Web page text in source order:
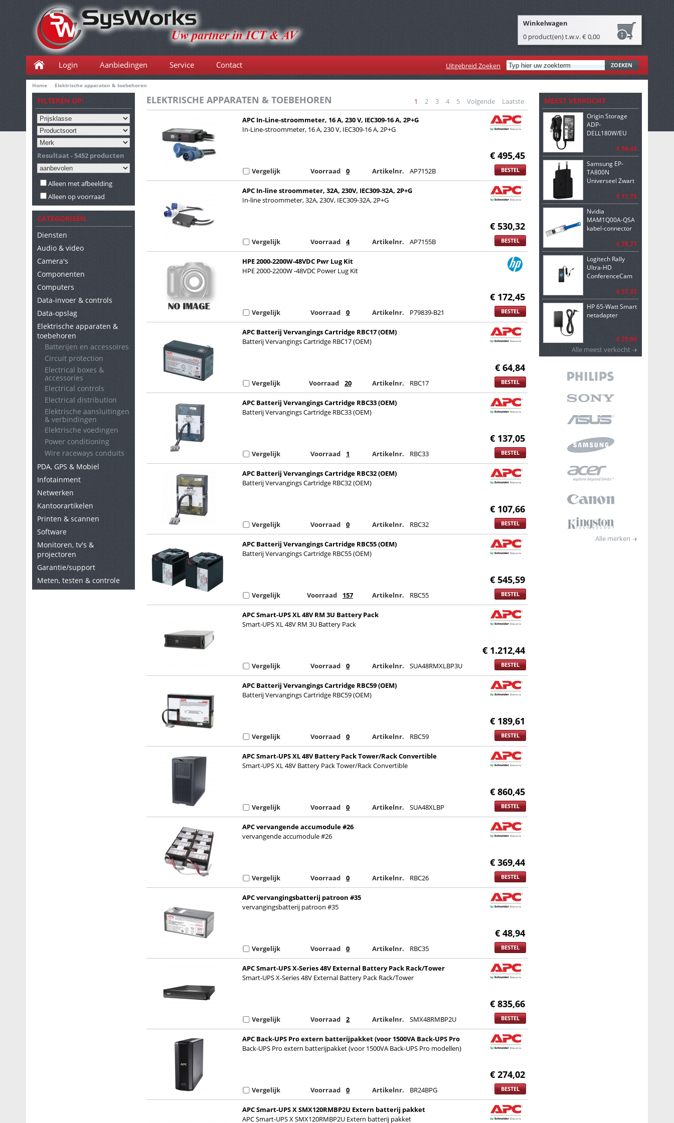
Home Elektrische apparaten & toebehoren
Login Aanbiedingen Service Contact Uitgebreid Zoeken ZOEKEN
Winkelwagen
0 product(en) t.w.v. € 0,00
FILTEREN OP:
Resultaat - 5452 producten
Alleen met afbeelding
Alleen op voorraad
CATEGORIEËN
Diensten
Audio & video
Camera's
Componenten
Computers
Data-invoer & controls
Data-opslag
Elektrische apparaten &
toebehoren
Batterijen en accessoires
Circuit protection
Electrical boxes &
accessories
Electrical controls
Electrical distribution
Elektrische aansluitingen
& verbindingen
Elektrische voedingen
Power conditioning
Wire raceways conduits
PDA, GPS & Mobiel
Infotainment
Netwerken
Kantoorartikelen
Printen & scannen
Software
Monitoren, tv's &
projectoren
Garantie/support
Meten, testen & controle
ELEKTRISCHE APPARATEN & TOEBEHOREN 1 2 3 4 5 Volgende Laatste
In-Line-stroommeter, 16 A, 230 V, IEC309-16 A, 2P+G
Artikelnr. AP7152B
APC In-Line-stroommeter, 16 A, 230 V, IEC309-16 A, 2P+G
€ 495,45
Vergelijk Voorraad 0 BESTEL
In-line stroommeter, 32A, 230V, IEC309-32A, 2P+G
Artikelnr. AP7155B
APC In-line stroommeter, 32A, 230V, IEC309-32A, 2P+G
€ 530,32
Vergelijk Voorraad 4 BESTEL
HPE 2000-2200W -48VDC Power Lug Kit
Artikelnr. P79839-B21
HPE 2000-2200W-48VDC Pwr Lug Kit
€ 172,45
Vergelijk Voorraad 0 BESTEL
Batterij Vervangings Cartridge RBC17 (OEM)
Artikelnr. RBC17
APC Batterij Vervangings Cartridge RBC17 (OEM)
€ 64,84
Vergelijk Voorraad 20 BESTEL
Batterij Vervangings Cartridge RBC33 (OEM)
Artikelnr. RBC33
APC Batterij Vervangings Cartridge RBC33 (OEM)
€ 137,05
Vergelijk Voorraad 1 BESTEL
Batterij Vervangings Cartridge RBC32 (OEM)
Artikelnr. RBC32
APC Batterij Vervangings Cartridge RBC32 (OEM)
€ 107,66
Vergelijk Voorraad 0 BESTEL
Batterij Vervangings Cartridge RBC55 (OEM)
Artikelnr. RBC55
APC Batterij Vervangings Cartridge RBC55 (OEM)
€ 545,59
Vergelijk Voorraad 157 BESTEL
Smart-UPS XL 48V RM 3U Battery Pack
Artikelnr. SUA48RMXLBP3U
APC Smart-UPS XL 48V RM 3U Battery Pack
€ 1.212,44
Vergelijk Voorraad 0 BESTEL
Batterij Vervangings Cartridge RBC59 (OEM)
Artikelnr. RBC59
APC Batterij Vervangings Cartridge RBC59 (OEM)
€ 189,61
Vergelijk Voorraad 0 BESTEL
Smart-UPS XL 48V Battery Pack Tower/Rack Convertible
Artikelnr. SUA48XLBP
APC Smart-UPS XL 48V Battery Pack Tower/Rack Convertible
€ 860,45
Vergelijk Voorraad 0 BESTEL
vervangende accumodule #26
Artikelnr. RBC26
APC vervangende accumodule #26
€ 369,44
Vergelijk Voorraad 0 BESTEL
vervangingsbatterij patroon #35
Artikelnr. RBC35
APC vervangingsbatterij patroon #35
€ 48,94
Vergelijk Voorraad 0 BESTEL
Smart-UPS X-Series 48V External Battery Pack Rack/Tower
Artikelnr. SMX48RMBP2U
APC Smart-UPS X-Series 48V External Battery Pack Rack/Tower
€ 835,66
Vergelijk Voorraad 2 BESTEL
Back-UPS Pro extern batterijpakket (voor 1500VA Back-UPS Pro modellen)
Artikelnr. BR24BPG
APC Back-UPS Pro extern batterijpakket (voor 1500VA Back-UPS Pro
modellen)
€ 274,02
Vergelijk Voorraad 0 BESTEL
APC Smart-UPS X SMX120RMBP2U Extern batterij pakket
APC Smart-UPS X SMX120RMBP2U Extern batterij pakket
MEEST VERKOCHT
Origin Storage
ADP-
DELL180W/EU
netvoeding &
inverter Binnen
180 W Zwart
€ 59,45
Samsung EP-
TA800N
Universeel Zwart
AC Snel opladen
Binnen
€ 11,75
Nvidia
MAM1Q00A-QSA
kabel-connector
QSFP to SFP+
Blauw, Zilver€ 78,77
Logitech Rally
Ultra-HD
ConferenceCam
netvoeding &
inverter Binnen 90
W Zwart
€ 57,35
HP 65-Watt Smart
netadapter
€ 35,00
Alle meest verkocht
Alle merken